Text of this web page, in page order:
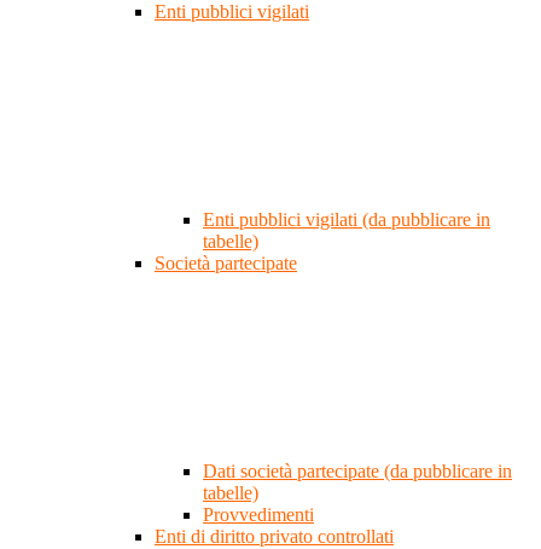
Enti pubblici vigilati
Enti pubblici vigilati (da pubblicare in
tabelle)
Società partecipate
Dati società partecipate (da pubblicare in
tabelle)
Provvedimenti
Enti di diritto privato controllati